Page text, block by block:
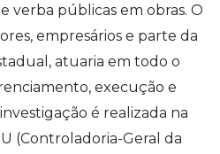
verba públicas em obras. O
empresários e parte da
atuaria em todo o
execução e
é realizada na
(Controladoria-Geral da